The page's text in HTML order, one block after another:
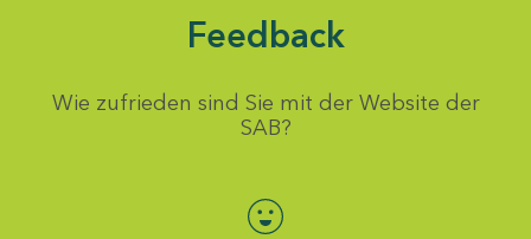
Feedback
Wie zufrieden sind Sie mit der Website der
SAB?
Bewertung auswählen